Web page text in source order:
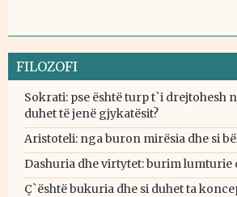
FILOZOFI
Sokrati: pse është turp t`i drejtohesh
duhet të jenë gjykatësit?
Aristoteli: nga buron mirësia dhe si
Dashuria dhe virtytet: burim lumturie
Ç`është bukuria dhe si duhet ta